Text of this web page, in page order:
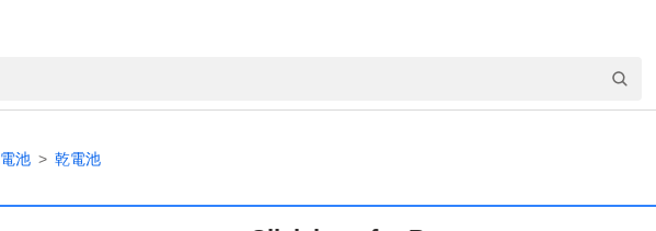
池 乾電池